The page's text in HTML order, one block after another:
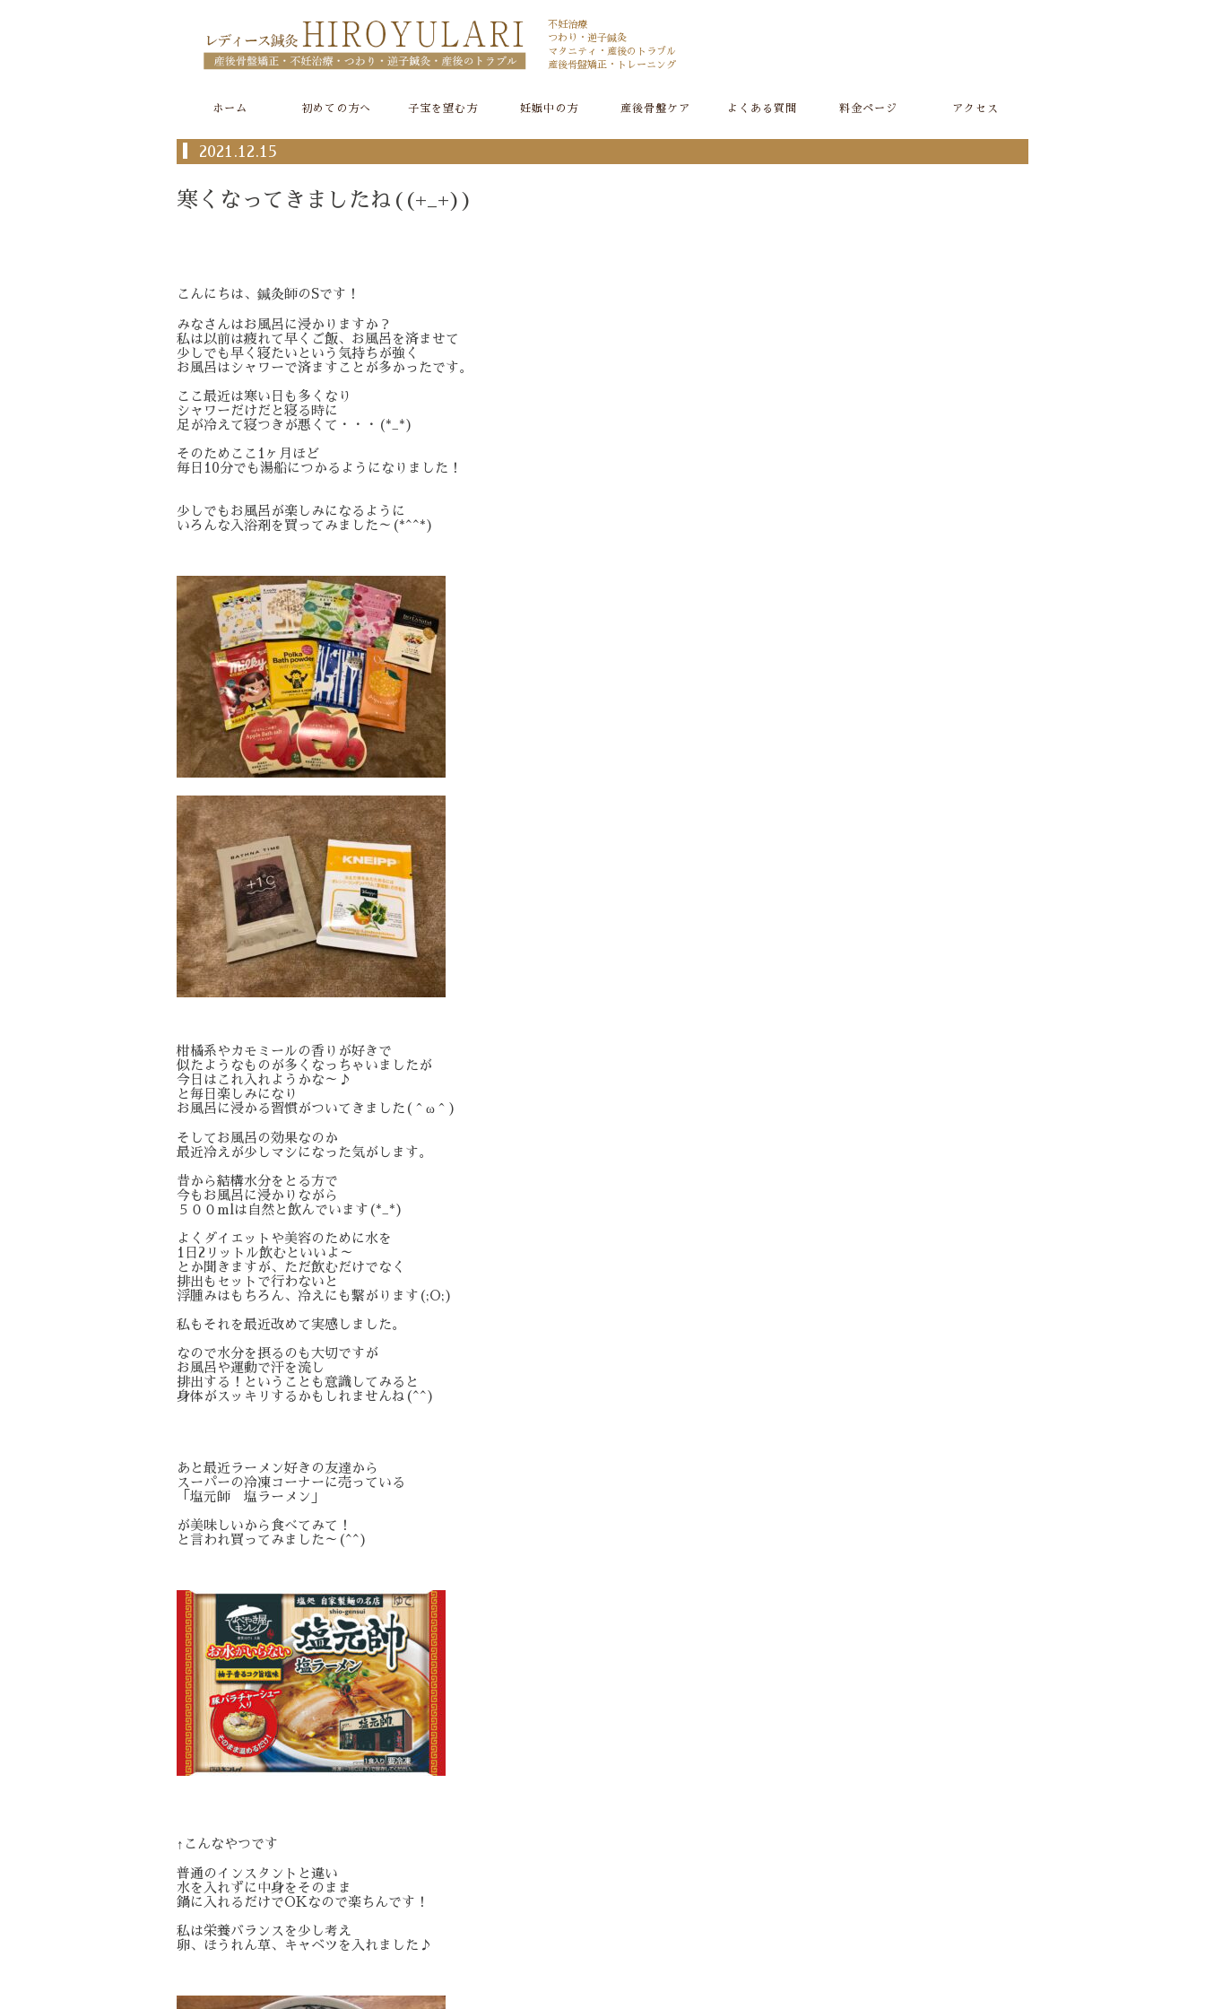
不妊治療
つわり・逆子鍼灸
マタニティ・産後のトラブル
産後骨盤矯正・トレーニング
ホーム 初めての方へ 子宝を望む方 妊娠中の方 産後骨盤ケア よくある質問 料金ページ アクセス
2021.12.15
寒くなってきましたね((+_+))
こんにちは、鍼灸師のSです！
みなさんはお風呂に浸かりますか？
私は以前は疲れて早くご飯、お風呂を済ませて
少しでも早く寝たいという気持ちが強く
お風呂はシャワーで済ますことが多かったです。
ここ最近は寒い日も多くなり
シャワーだけだと寝る時に
足が冷えて寝つきが悪くて・・・(*_*)
そのためここ1ヶ月ほど
毎日10分でも湯船につかるようになりました！
少しでもお風呂が楽しみになるように
いろんな入浴剤を買ってみました～(*^^*)
柑橘系やカモミールの香りが好きで
似たようなものが多くなっちゃいましたが
今日はこれ入れようかな～♪
と毎日楽しみになり
お風呂に浸かる習慣がついてきました(＾ω＾)
そしてお風呂の効果なのか
最近冷えが少しマシになった気がします。
昔から結構水分をとる方で
今もお風呂に浸かりながら
５００mlは自然と飲んでいます(*_*)
よくダイエットや美容のために水を
1日2リットル飲むといいよ～
とか聞きますが、ただ飲むだけでなく
排出もセットで行わないと
浮腫みはもちろん、冷えにも繋がります(;O;)
私もそれを最近改めて実感しました。
なので水分を摂るのも大切ですが
お風呂や運動で汗を流し
排出する！ということも意識してみると
身体がスッキリするかもしれませんね(^^)
あと最近ラーメン好きの友達から
スーパーの冷凍コーナーに売っている
「塩元師 塩ラーメン」
が美味しいから食べてみて！
と言われ買ってみました～(^^)
↑こんなやつです
普通のインスタントと違い
水を入れずに中身をそのまま
鍋に入れるだけでOKなので楽ちんです！
私は栄養バランスを少し考え
卵、ほうれん草、キャベツを入れました♪